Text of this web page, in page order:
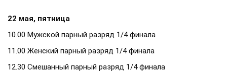
22 мая, пятница
10.00 Мужской парный разряд 1/4 финала
11.00 Женский парный разряд 1/4 финала
12.30 Смешанный парный разряд 1/4 финала